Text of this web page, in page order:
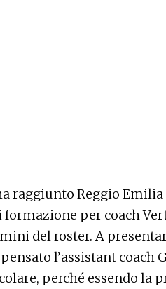
raggiunto Reggio
per coach
del roster. A
l’assistant coach
perché essendo la